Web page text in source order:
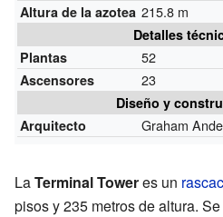
Altura de la azotea 215.8 m
Detalles
Plantas
52
Ascensores 23
Diseño y
Arquitecto
Graham
LaTerminal Toweres un
pisos y 235 metros de altura.